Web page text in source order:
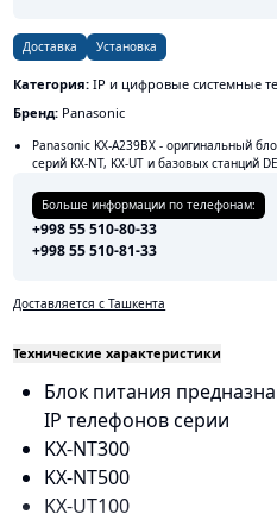
Доставка Установка
Категория:IP и цифровые системные
Бренд: Panasonic
Panasonic KX-A239BX - оригинальный
серий KX-NT, KX-UT и базовых станций
Больше информации по телефонам:
+998 55 510-80-33
+998 55 510-81-33
Доставляется с Ташкента
Технические характеристики
Блок питания
IP телефонов серии
KX-NT300
KX-NT500
KX-UT100